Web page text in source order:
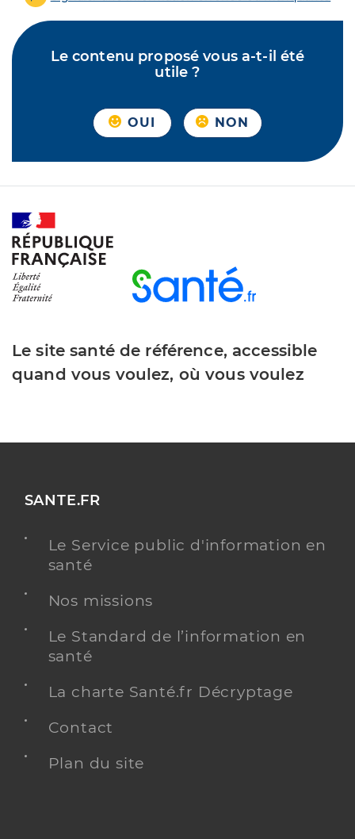
Le contenu proposé vous a-t-il été
utile ?
OUI NON
Le site santé de référence, accessible
quand vous voulez, où vous voulez
SANTE.FR
Le Service public d'information en
santé
Nos missions
Le Standard de l’information en
santé
La charte Santé.fr Décryptage
Contact
Plan du site